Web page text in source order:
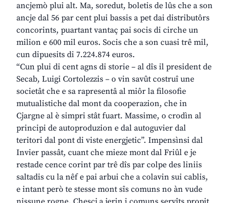
ancjemò plui alt. Ma, soredut, boletis de lûs che a son
ancje dal 56 par cent plui bassis a pet dai distributôrs
concorints, puartant vantaç pai socis di cirche un
milion e 600 mil euros. Socis che a son cuasi trê mil,
cun dipuesits di 7.224.874 euros.
“Cun plui di cent agns di storie – al dîs il president de
Secab, Luigi Cortolezzis – o vin savût costruî une
societât che e sa rapresentâ al miôr la filosofie
mutualistiche dal mont da cooperazion, che in
Cjargne al è simpri stât fuart. Massime, o crodìn al
principi de autoproduzion e dal autoguvier dal
teritori dal pont di viste energjetic”. Impensìnsi dal
Invier passât, cuant che mieze mont dal Friûl e je
restade cence corint par trê dîs par colpe des liniis
saltadis cu la nêf e pai arbui che a colavin sui cablis,
e intant però te stesse mont sîs comuns no àn vude